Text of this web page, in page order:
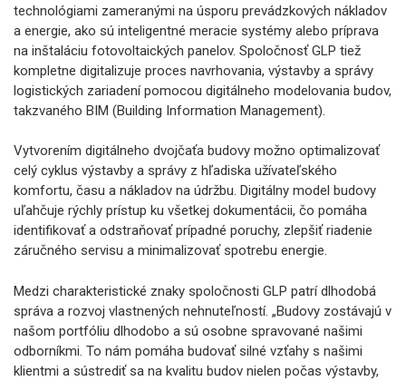
technológiami zameranými na úsporu prevádzkových nákladov
a energie, ako sú inteligentné meracie systémy alebo príprava
na inštaláciu fotovoltaických panelov. Spoločnosť GLP tiež
kompletne digitalizuje proces navrhovania, výstavby a správy
logistických zariadení pomocou digitálneho modelovania budov,
takzvaného BIM (Building Information Management).
Vytvorením digitálneho dvojčaťa budovy možno optimalizovať
celý cyklus výstavby a správy z hľadiska užívateľského
komfortu, času a nákladov na údržbu. Digitálny model budovy
uľahčuje rýchly prístup ku všetkej dokumentácii, čo pomáha
identifikovať a odstraňovať prípadné poruchy, zlepšiť riadenie
záručného servisu a minimalizovať spotrebu energie.
Medzi charakteristické znaky spoločnosti GLP patrí dlhodobá
správa a rozvoj vlastnených nehnuteľností. „Budovy zostávajú v
našom portfóliu dlhodobo a sú osobne spravované našimi
odborníkmi. To nám pomáha budovať silné vzťahy s našimi
klientmi a sústrediť sa na kvalitu budov nielen počas výstavby,